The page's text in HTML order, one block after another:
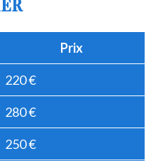
Prix
220 €
280 €
250 €